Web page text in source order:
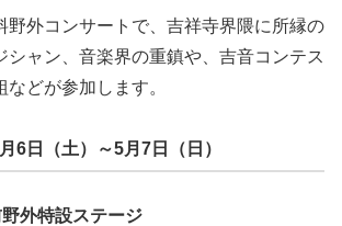
野外コンサートで、吉祥寺界隈に所縁の
シャン、音楽界の重鎮や、吉音コンテス
などが参加します。
6日（土）～5月7日（日）
外特設ステージ